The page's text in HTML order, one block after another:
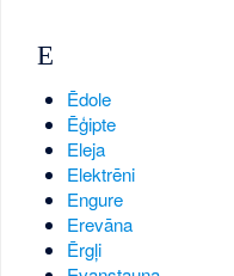
E
Ēdole
Ēģipte
Eleja
Elektrēni
Engure
Erevāna
Ērgļi